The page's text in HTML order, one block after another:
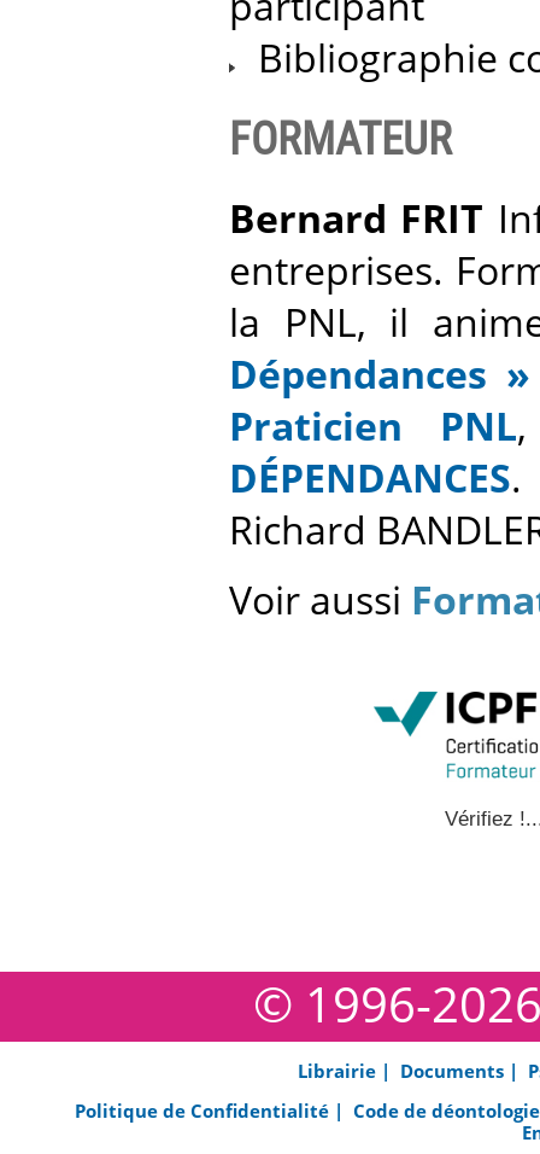
Bibliographie
FORMATEUR
Bernard FRIT
entreprises.
la PNL, il
Dépendances »
Praticien PNL
DÉPENDANCES.
Richard
Voir aussi
Vérifiez
© 1996-2026
Librairie | Documents |
Politique de Confidentialité | Code de